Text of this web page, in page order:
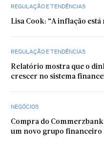
REGULAÇÃO E TENDÊNCIAS
Lisa Cook: “A inflação está
REGULAÇÃO E TENDÊNCIAS
Relatório mostra que o
crescer no sistema
NEGÓCIOS
Compra do
um novo grupo financeiro